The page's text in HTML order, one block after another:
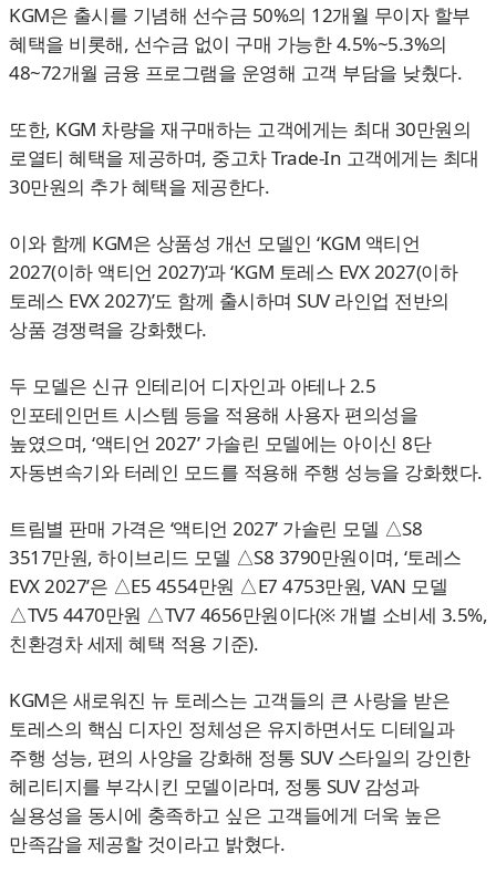
KGM은 출시를 기념해 선수금 50%의 12개월 무이자 할부
혜택을 비롯해, 선수금 없이 구매 가능한 4.5%~5.3%의
48~72개월 금융 프로그램을 운영해 고객 부담을 낮췄다.
또한, KGM 차량을 재구매하는 고객에게는 최대 30만원의
로열티 혜택을 제공하며, 중고차 Trade-In 고객에게는 최대
30만원의 추가 혜택을 제공한다.
이와 함께 KGM은 상품성 개선 모델인 ‘KGM 액티언
2027(이하 액티언 2027)’과 ‘KGM 토레스 EVX 2027(이하
토레스 EVX 2027)’도 함께 출시하며 SUV 라인업 전반의
상품 경쟁력을 강화했다.
두 모델은 신규 인테리어 디자인과 아테나 2.5
인포테인먼트 시스템 등을 적용해 사용자 편의성을
높였으며, ‘액티언 2027’ 가솔린 모델에는 아이신 8단
자동변속기와 터레인 모드를 적용해 주행 성능을 강화했다.
트림별 판매 가격은 ‘액티언 2027’ 가솔린 모델 △S8
3517만원, 하이브리드 모델 △S8 3790만원이며, ‘토레스
EVX 2027’은 △E5 4554만원 △E7 4753만원, VAN 모델
△TV5 4470만원 △TV7 4656만원이다(※ 개별 소비세 3.5%,
친환경차 세제 혜택 적용 기준).
KGM은 새로워진 뉴 토레스는 고객들의 큰 사랑을 받은
토레스의 핵심 디자인 정체성은 유지하면서도 디테일과
주행 성능, 편의 사양을 강화해 정통 SUV 스타일의 강인한
헤리티지를 부각시킨 모델이라며, 정통 SUV 감성과
실용성을 동시에 충족하고 싶은 고객들에게 더욱 높은
만족감을 제공할 것이라고 밝혔다.